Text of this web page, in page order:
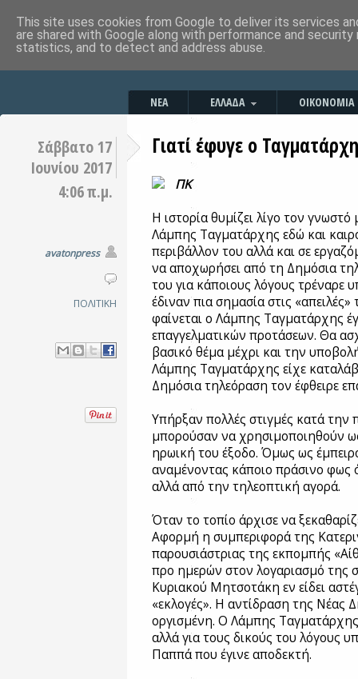
ΝΕΑ ΕΛΛΑΔΑ ΟΙΚΟΝΟΜΙΑ
Σάββατο 17
Ιουνίου 2017
4:06 π.μ.
avatonpress
ΠΟΛΙΤΙΚΗ
Γιατί έφυγε ο
ΠΚ
Η ιστορία θυμίζει λίγο τον
Λάμπης Ταγματάρχης εδώ και
περιβάλλον του αλλά και σε
να αποχωρήσει από τη Δημόσια
του για κάποιους λόγους τρέναρε
έδιναν πια σημασία στις
φαίνεται ο Λάμπης Ταγματάρχης
επαγγελματικών προτάσεων. Θα
βασικό θέμα μέχρι και την
Λάμπης Ταγματάρχης είχε
Δημόσια τηλεόραση τον έφθειρε
Υπήρξαν πολλές στιγμές κατά
μπορούσαν να χρησιμοποιηθούν
ηρωική του έξοδο. Όμως ως
αναμένοντας κάποιο πράσινο
αλλά από την τηλεοπτική αγορά.
Όταν το τοπίο άρχισε να
Αφορμή η συμπεριφορά της
παρουσιάστριας της εκπομπής
προ ημερών στον λογαριασμό της
Κυριακού Μητσοτάκη εν είδει
«εκλογές». Η αντίδραση της Νέας
οργισμένη. Ο Λάμπης
αλλά για τους δικούς του λόγους
Παππά που έγινε αποδεκτή.
This site uses cookies from Google to deliver its services
are shared with Google along with performance and
statistics, and to detect and address abuse.